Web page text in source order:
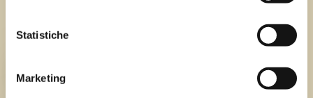
Statistiche
Marketing
Chi siamo
TEAM